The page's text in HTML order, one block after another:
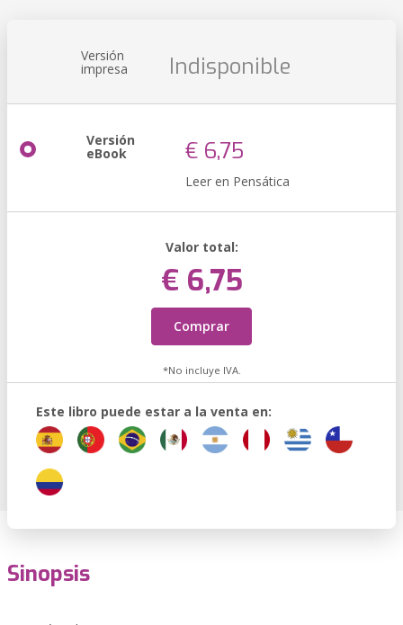
Versión
impresa Indisponible
Versión
eBook € 6,75
Leer en Pensática
Valor total:
€ 6,75
Comprar
*No incluye IVA.
Este libro puede estar a la venta en:
Sinopsis